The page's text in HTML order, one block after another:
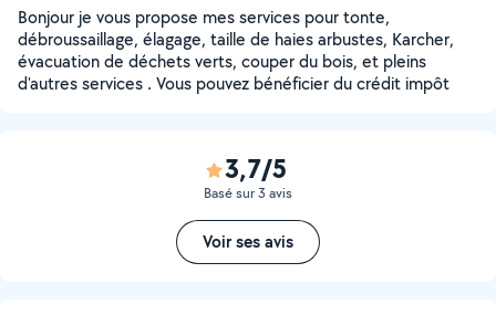
Bonjour je vous propose mes services pour tonte,
débroussaillage, élagage, taille de haies arbustes, Karcher,
évacuation de déchets verts, couper du bois, et pleins
d'autres services . Vous pouvez bénéficier du crédit impôt
3,7/5
Basé sur 3 avis
Voir ses avis